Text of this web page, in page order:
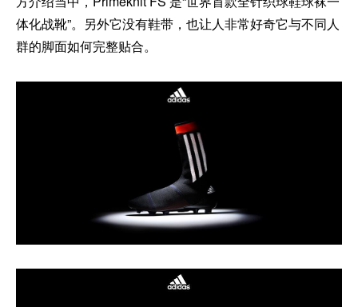
体化战靴”。另外它没有鞋带，也让人非常好奇它与不同人
群的脚面如何完整贴合。